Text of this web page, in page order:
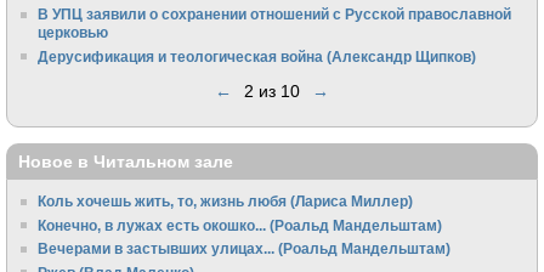
В УПЦ заявили о сохранении отношений с Русской православной
церковью
Дерусификация и теологическая война (Александр Щипков)
← 2 из 10 →
Новое в Читальном зале
Коль хочешь жить, то, жизнь любя (Лариса Миллер)
Конечно, в лужах есть окошко... (Роальд Мандельштам)
Вечерами в застывших улицах... (Роальд Мандельштам)